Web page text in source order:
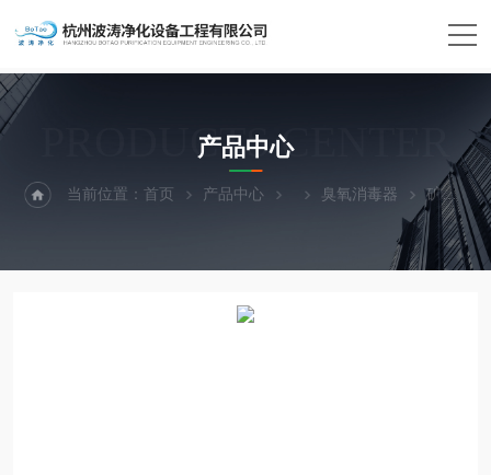
PRODUCTS CENTER
产品中心
当前位置：首页 产品中心 臭氧消毒器 矿泉水厂空气消毒器